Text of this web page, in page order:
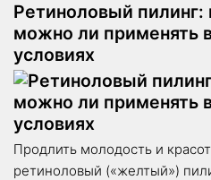
Ретиноловый пилинг:
можно ли применять
условиях
Продлить молодость и
ретиноловый («желтый»)